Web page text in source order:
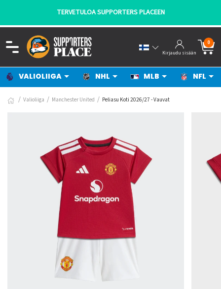
TERVETULOA SUPPORTERS PLACEEN
Kirjaudu sisään
0
VALIOLIIGA NHL MLB NFL
Valioliiga Manchester United Peliasu Koti 2026/27 - Vauvat